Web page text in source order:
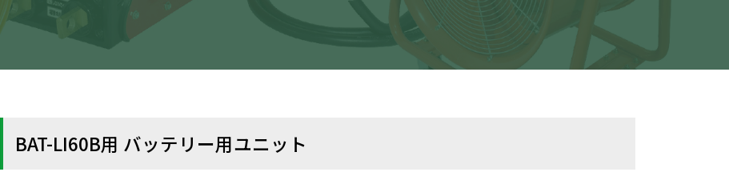
BAT-LI60B用 バッテリー用ユニット